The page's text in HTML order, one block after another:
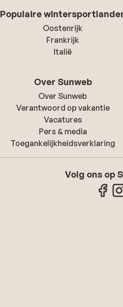
Populaire
Oostenrijk
Frankrijk
Italië
Over Sunweb
Over Sunweb
Verantwoord op vakantie
Vacatures
Pers & media
Toegankelijkheidsverklaring
Volg ons op